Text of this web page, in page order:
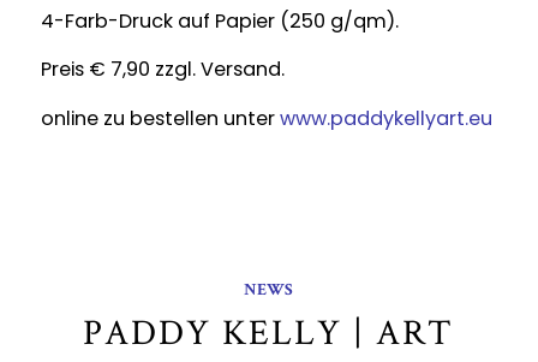
4-Farb-Druck auf Papier (250 g/qm).
Preis € 7,90 zzgl. Versand.
online zu bestellen unterwww.paddykellyart.eu
NEWS
PADDY KELLY | ART